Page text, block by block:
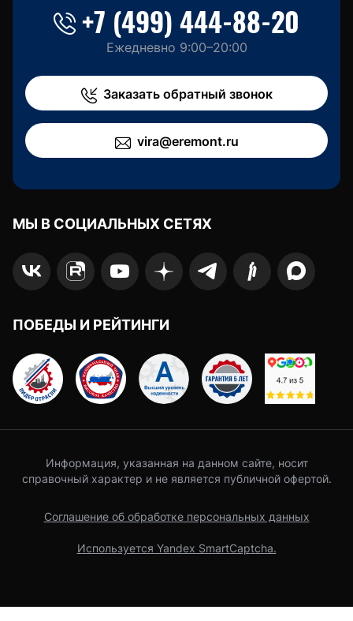
+7 (499) 444-88-20
Ежедневно 9:00–20:00
Заказать обратный звонок
vira@eremont.ru
МЫ В СОЦИАЛЬНЫХ СЕТЯХ
ПОБЕДЫ И РЕЙТИНГИ
Информация, указанная на данном сайте, носит
справочный характер и не является публичной офертой.
Соглашение об обработке персональных данных
Используется Yandex SmartCaptcha.